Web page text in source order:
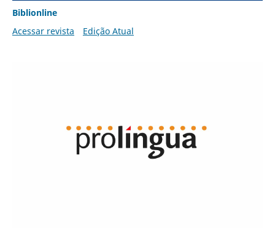
Biblionline
Acessar revista
Edição Atual